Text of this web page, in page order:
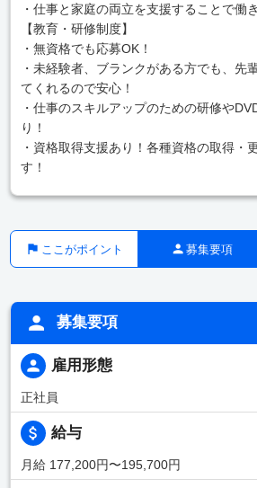
・仕事と家庭の両立を支援することで働
【教育・研修制度】
・無資格でも応募OK！
・未経験者、ブランクがある方でも、先
てくれるので安心！
・仕事のスキルアップのための研修や
り！
・資格取得支援あり！各種資格の取得・
す！
ここがポイント 募集要項
募集要項
雇用形態
正社員
給与
月給 177,200円〜195,700円